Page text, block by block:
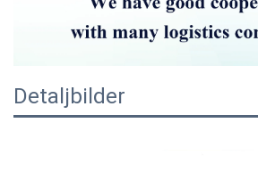
Detaljbilder